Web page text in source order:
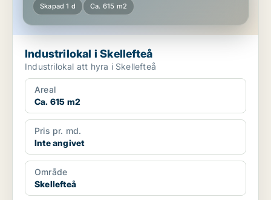
Skapad 1 d Ca. 615 m2
Industrilokal i Skellefteå
Industrilokal att hyra i Skellefteå
Areal
Ca. 615 m2
Pris pr. md.
Inte angivet
Område
Skellefteå